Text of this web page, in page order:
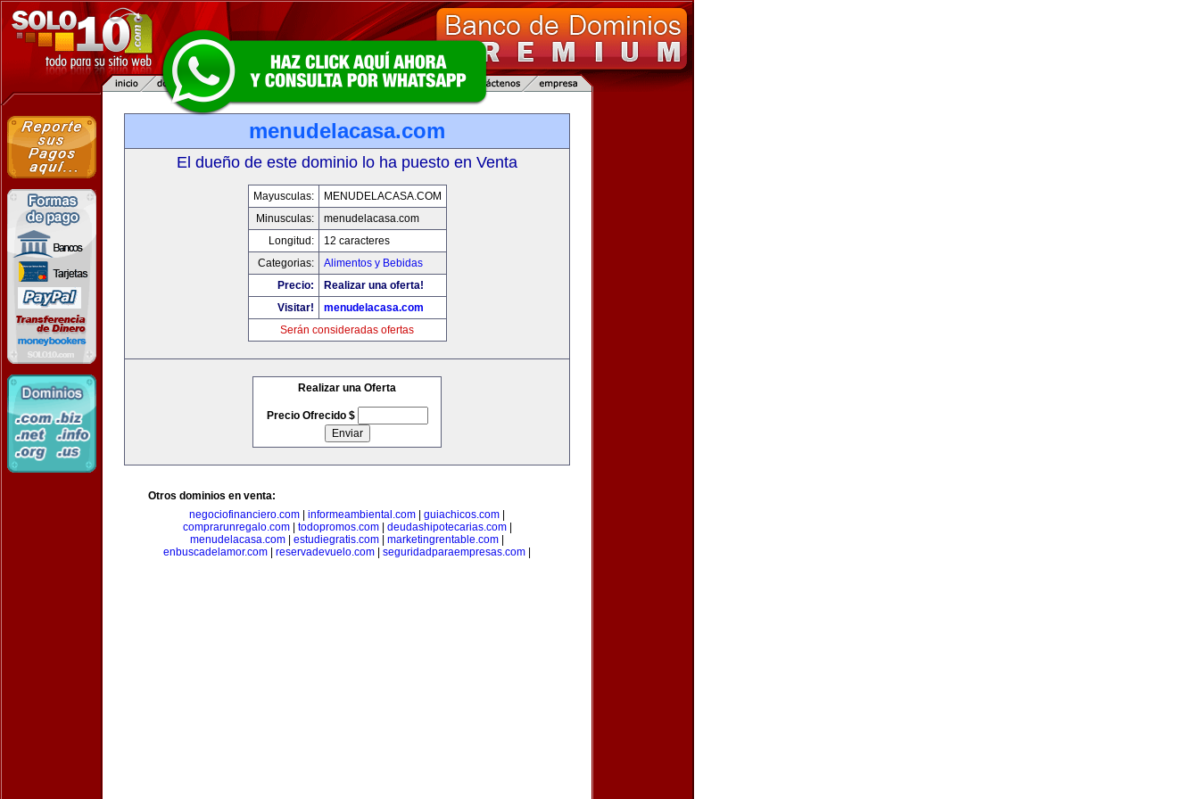
menudelacasa.com
El dueño de este dominio lo ha puesto en Venta
Mayusculas:
MENUDELACASA.COM
Minusculas:
menudelacasa.com
Longitud:
12 caracteres
Categorias:
Alimentos y Bebidas
Precio:
Realizar una oferta!
Visitar!
menudelacasa.com
Serán consideradas ofertas
Realizar una Oferta
Precio Ofrecido $
Otros dominios en venta:
negociofinanciero.com
informeambiental.com guiachicos.com
comprarunregalo.com| todopromos.com| deudashipotecarias.com|
menudelacasa.com
estudiegratis.com marketingrentable.com
enbuscadelamor.com
reservadevuelo.com seguridadparaempresas.com